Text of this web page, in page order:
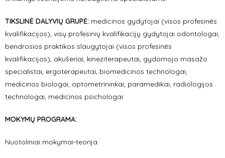
TIKSLINĖ DALYVIŲ GRUPĖ: medicinos gydytojai (visos profesinės
kvalifikacijos), visų profesinių kvalifikacijų gydytojai odontologai,
bendrosios praktikos slaugytojai (visos profesinės
kvalifikacijos), akušeriai, kineziterapeutai, gydomojo masažo
specialistai, ergoterapeutai, biomedicinos technologai,
medicinos biologai, optometrininkai, paramedikai, radiologijos
technologai, medicinos psichologai.
MOKYMŲ PROGRAMA:
Nuotoliniai mokymai-teorija.